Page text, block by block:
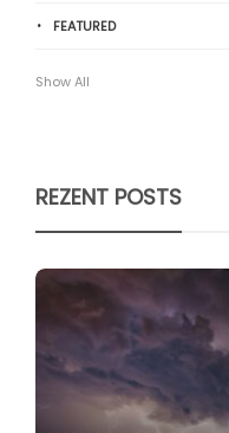
FEATURED
Show All
REZENT POSTS